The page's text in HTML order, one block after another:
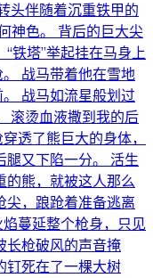
头伴随着沉重铁甲的
神色。 背后的巨大尖
铁塔”举起挂在马身上
战马带着他在雪地
战马如流星般划过
滚烫血液撒到我的后
透了熊巨大的身体，
腿又下陷一分。 活生
的熊，就被这人那么
尖，踉跄着准备逃离
蔓延整个枪身，只见
长枪破风的声音掩
钉死在了一棵大树